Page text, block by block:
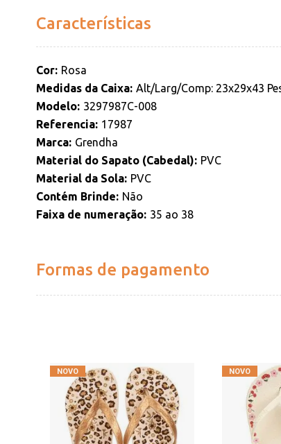
Características
Cor Rosa
Medidas da Caixa Alt/Larg/Comp: 23x29x43
Modelo 3297987C-008
Referencia 17987
Marca Grendha
Material do Sapato (Cabedal)
PVC
Material da Sola PVC
Contém Brinde
Não
Faixa de numeração 35 ao 38
Formas de pagamento